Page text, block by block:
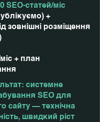
SEO-статей/міс
+
зовнішні розміщення
+ план
системне
SEO для
сайту — технічна
швидкий ріст